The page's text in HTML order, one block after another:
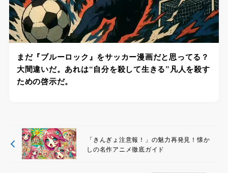
まだ『ブルーロック』をサッカー漫画だと思ってる？
大間違いだ。あれは“自分を殺して生きる”凡人を殺す
ための啓示だ。
「きんぎょ注意報！」の魅力再発見！懐か
しの名作アニメ徹底ガイド